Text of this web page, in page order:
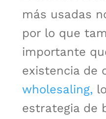
más usadas
por lo que
importante
existencia de
wholesaling,
estrategia de